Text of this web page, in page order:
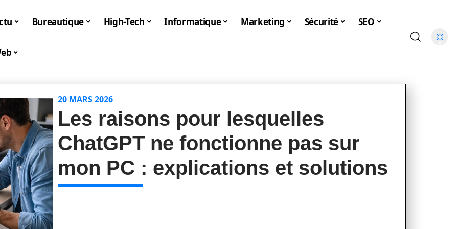
Bureautique High-Tech Informatique Marketing Sécurité SEO
20 MARS 2026
Les raisons pour lesquelles
ChatGPT ne fonctionne pas sur
mon PC : explications et solutions